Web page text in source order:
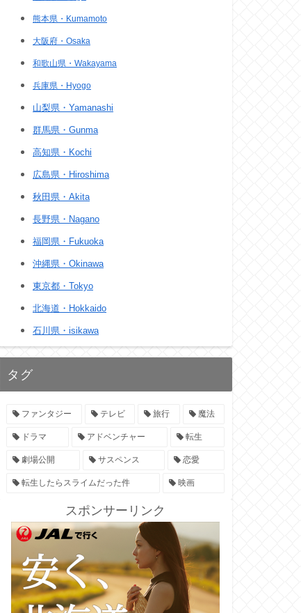
熊本県・Kumamoto
大阪府・Osaka
和歌山県・Wakayama
兵庫県・Hyogo
山梨県・Yamanashi
群馬県・Gunma
高知県・Kochi
広島県・Hiroshima
秋田県・Akita
長野県・Nagano
福岡県・Fukuoka
沖縄県・Okinawa
東京都・Tokyo
北海道・Hokkaido
石川県・isikawa
タグ
ファンタジー テレビ 旅行 魔法
ドラマ アドベンチャー 転生
劇場公開 サスペンス 恋愛
転生したらスライムだった件 映画
スポンサーリンク